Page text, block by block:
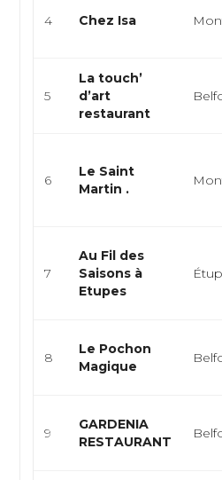
4 Chez Isa
5
La touch’
d’art
restaurant
6
Le Saint
Martin .
7
Au Fil des
Saisons à
Etupes
8
Le Pochon
Magique
9
GARDENIA
RESTAURANT